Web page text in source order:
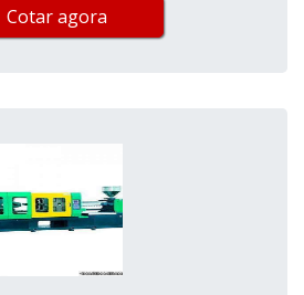
Cotar agora